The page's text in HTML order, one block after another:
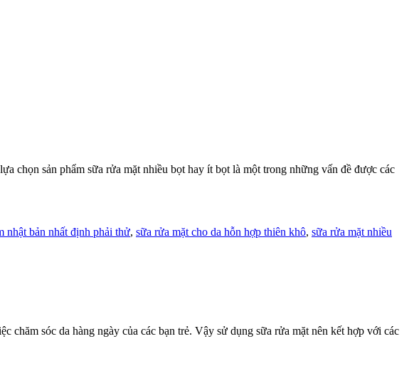
chọn sản phẩm sữa rửa mặt nhiều bọt hay ít bọt là một trong những vấn đề được các
nhật bản nhất định phải thử, sữa rửa mặt cho da hỗn hợp thiên khô, sữa rửa mặt nhiều
chăm sóc da hàng ngày của các bạn trẻ. Vậy sử dụng sữa rửa mặt nên kết hợp với các